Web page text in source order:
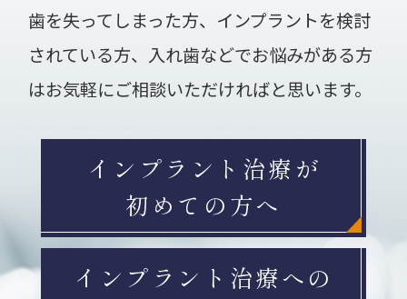
歯を失ってしまった方、インプラントを検討
されている方、 入れ歯などでお悩みがある方
はお気軽にご相談いただければと思います。
インプラント治療が
初めての方へ
インプラント治療への